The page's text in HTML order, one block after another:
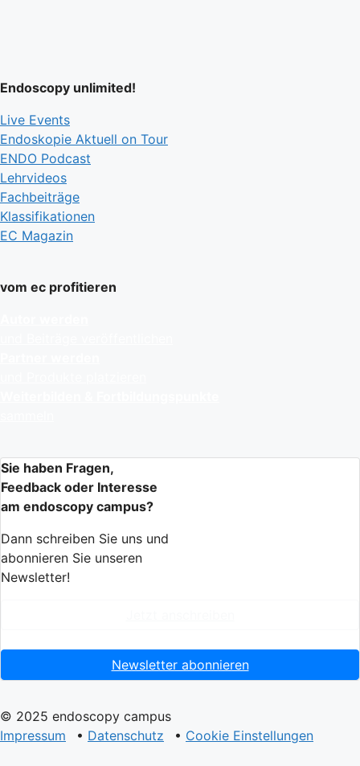
Endoscopy unlimited!
Live Events
Endoskopie Aktuell on Tour
ENDO Podcast
Lehrvideos
Fachbeiträge
Klassifikationen
EC Magazin
vom ec profitieren
Sie haben Fragen,
Feedback oder Interesse
am endoscopy campus?
Dann schreiben Sie uns und
abonnieren Sie unseren
Newsletter!
Newsletter abonnieren
© 2025 endoscopy campus
Impressum
• Datenschutz • Cookie Einstellungen